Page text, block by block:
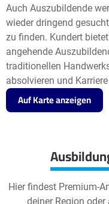
Auch Auszubildende
wieder dringend
zu finden. Kundert
angehende
traditionellen
absolvieren und
Auf Karte anzeigen
Hier findest Premium-
deiner Region